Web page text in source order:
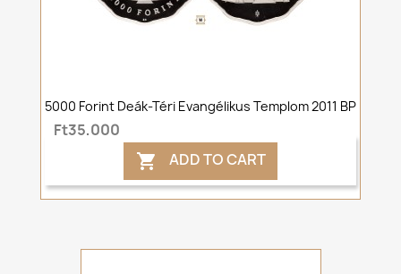
5000 Forint Deák-Téri Evangélikus Templom 2011 BP
Ft35,000
 ADD TO CART